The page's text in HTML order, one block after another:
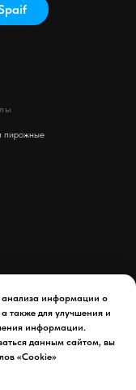
анализа информации о
также для улучшения и
информации.
данным сайтом, вы
«Cookie»
пирожные
компании
конфиденциальности